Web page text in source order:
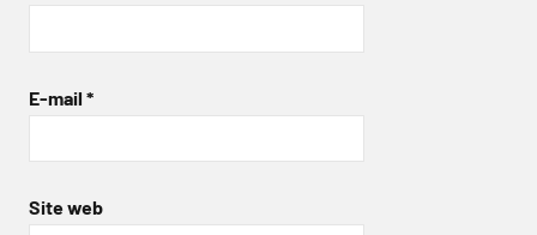
E-mail *
Site web